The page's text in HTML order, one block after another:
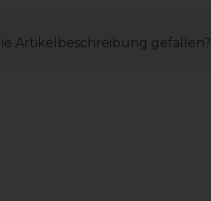
Artikelbeschreibung gefallen?